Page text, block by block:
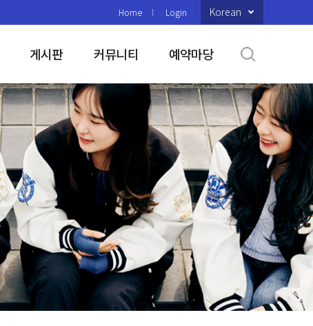
Home Login Korean
게시판 커뮤니티 예약마당